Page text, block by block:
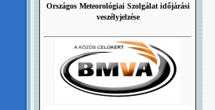
Országos Meteorológiai Szolgálat időjárási
veszélyjelzése